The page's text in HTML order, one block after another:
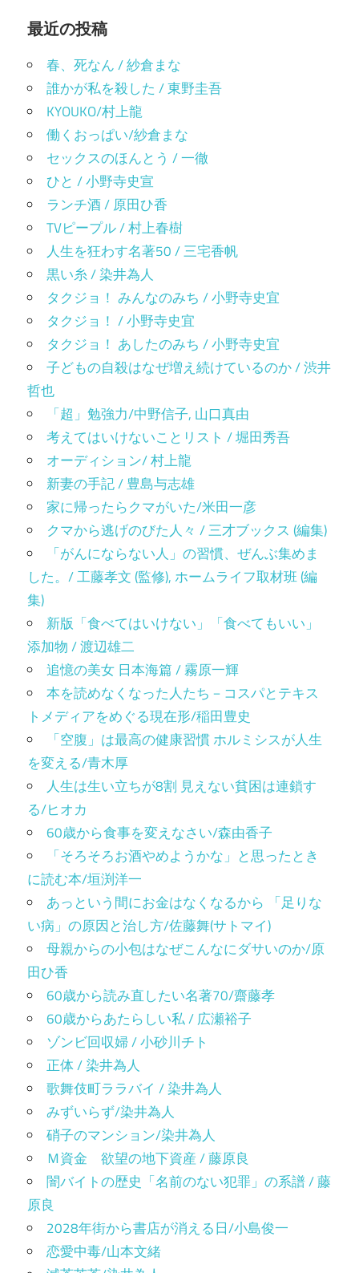
最近の投稿
春、死なん / 紗倉まな
誰かが私を殺した / 東野圭吾
KYOUKO/村上龍
働くおっぱい/紗倉まな
セックスのほんとう / 一徹
ひと / 小野寺史宣
ランチ酒 / 原田ひ香
TVピープル / 村上春樹
人生を狂わす名著50 / 三宅香帆
黒い糸 / 染井為人
タクジョ！ みんなのみち / 小野寺史宜
タクジョ！ / 小野寺史宜
タクジョ！ あしたのみち / 小野寺史宜
子どもの自殺はなぜ増え続けているのか / 渋井
哲也
「超」勉強力/中野信子, 山口真由
考えてはいけないことリスト / 堀田秀吾
オーディション/ 村上龍
新妻の手記 / 豊島与志雄
家に帰ったらクマがいた/米田一彦
クマから逃げのびた人々 / 三才ブックス (編集)
「がんにならない人」の習慣、ぜんぶ集めま
した。/ 工藤孝文 (監修), ホームライフ取材班 (編
集)
新版「食べてはいけない」「食べてもいい」
添加物 / 渡辺雄二
追憶の美女 日本海篇 / 霧原一輝
本を読めなくなった人たち－コスパとテキス
トメディアをめぐる現在形/稲田豊史
「空腹」は最高の健康習慣 ホルミシスが人生
を変える/青木厚
人生は生い立ちが8割 見えない貧困は連鎖す
る/ヒオカ
60歳から食事を変えなさい/森由香子
「そろそろお酒やめようかな」と思ったとき
に読む本/垣渕洋一
あっという間にお金はなくなるから 「足りな
い病」の原因と治し方/佐藤舞(サトマイ)
母親からの小包はなぜこんなにダサいのか/原
田ひ香
60歳から読み直したい名著70/齋藤孝
60歳からあたらしい私 / 広瀬裕子
ゾンビ回収婦 / 小砂川チト
正体 / 染井為人
歌舞伎町ララバイ / 染井為人
みずいらず/染井為人
硝子のマンション/染井為人
Ｍ資金 欲望の地下資産 / 藤原良
闇バイトの歴史「名前のない犯罪」の系譜 / 藤
原良
2028年街から書店が消える日/小島俊一
恋愛中毒/山本文緒